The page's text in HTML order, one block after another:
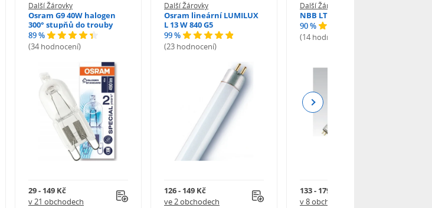
Další Žárovky
Osram G9 40W halogen
300° stupňů do trouby
89 %
(34 hodnocení)
29 - 149 Kč
v 21 obchodech
Další Žárovky
Osram lineární LUMILUX
L 13 W 840 G5
99 %
(23 hodnocení)
126 - 149 Kč
ve 2 obchodech
Další Žárovky
NBB LT 13W T5 840 SHORT
90 %
(14 hodnocení)
133 - 179 Kč
v 8 obchodech
Next